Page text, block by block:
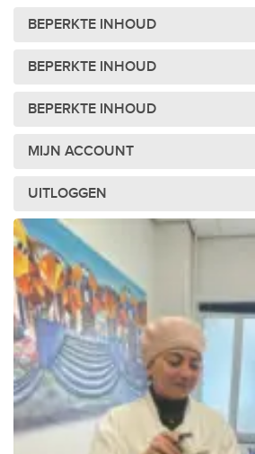
BEPERKTE INHOUD
BEPERKTE INHOUD
BEPERKTE INHOUD
MIJN ACCOUNT
UITLOGGEN